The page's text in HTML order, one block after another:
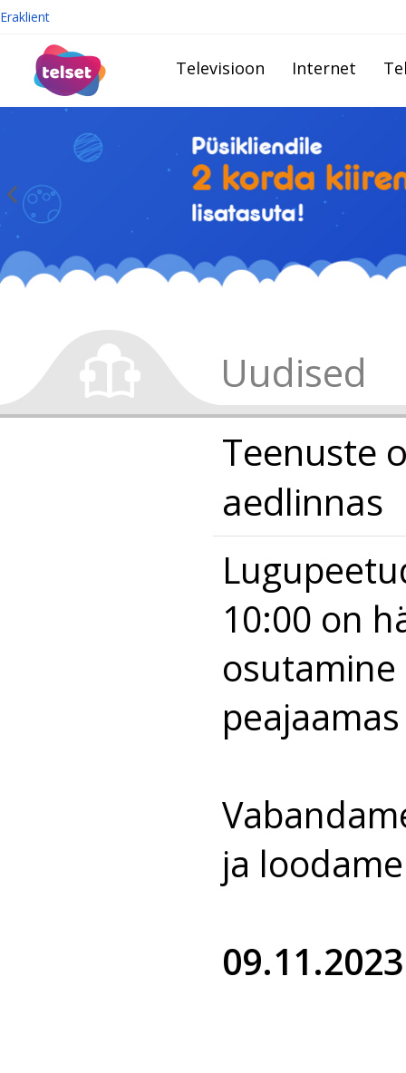
Eraklient
Televisioon Internet
Uudised
Teenuste
aedlinnas
10:00 on
osutamine
ja
09.11.2023